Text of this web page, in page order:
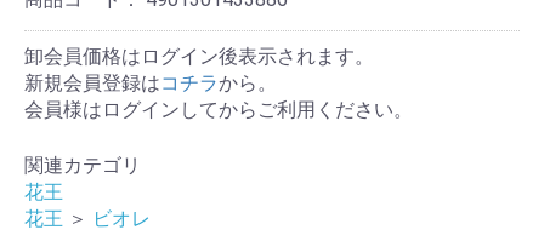
卸会員価格はログイン後表示されます。
新規会員登録はコチラから。
会員様はログインしてからご利用ください。
関連カテゴリ
花王
花王 ＞ ビオレ